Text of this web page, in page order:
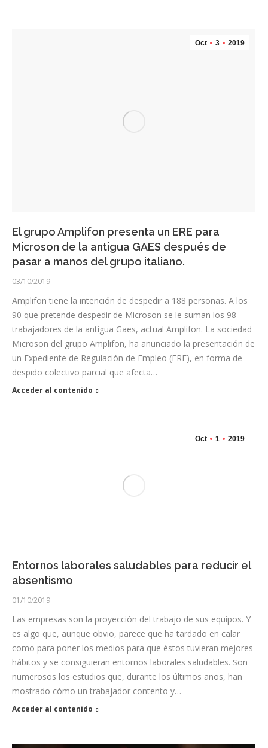
Oct 3 2019
El grupo Amplifon presenta un ERE para
Microson de la antigua GAES después de
pasar a manos del grupo italiano.
03/10/2019
Amplifon tiene la intención de despedir a 188 personas. A los
90 que pretende despedir de Microson se le suman los 98
trabajadores de la antigua Gaes, actual Amplifon. La sociedad
Microson del grupo Amplifon, ha anunciado la presentación de
un Expediente de Regulación de Empleo (ERE), en forma de
despido colectivo parcial que afecta…
Acceder al contenido
Oct 1 2019
Entornos laborales saludables para reducir el
absentismo
01/10/2019
Las empresas son la proyección del trabajo de sus equipos. Y
es algo que, aunque obvio, parece que ha tardado en calar
como para poner los medios para que éstos tuvieran mejores
hábitos y se consiguieran entornos laborales saludables. Son
numerosos los estudios que, durante los últimos años, han
mostrado cómo un trabajador contento y…
Acceder al contenido